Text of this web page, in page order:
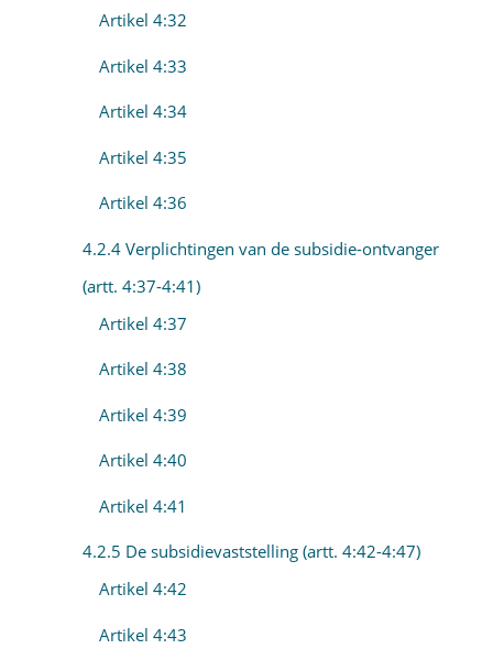
Artikel 4:32
Artikel 4:33
Artikel 4:34
Artikel 4:35
Artikel 4:36
4.2.4 Verplichtingen van de subsidie-ontvanger
(artt. 4:37-4:41)
Artikel 4:37
Artikel 4:38
Artikel 4:39
Artikel 4:40
Artikel 4:41
4.2.5 De subsidievaststelling (artt. 4:42-4:47)
Artikel 4:42
Artikel 4:43